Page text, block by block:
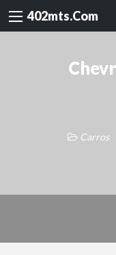
402mts.Com
Carros